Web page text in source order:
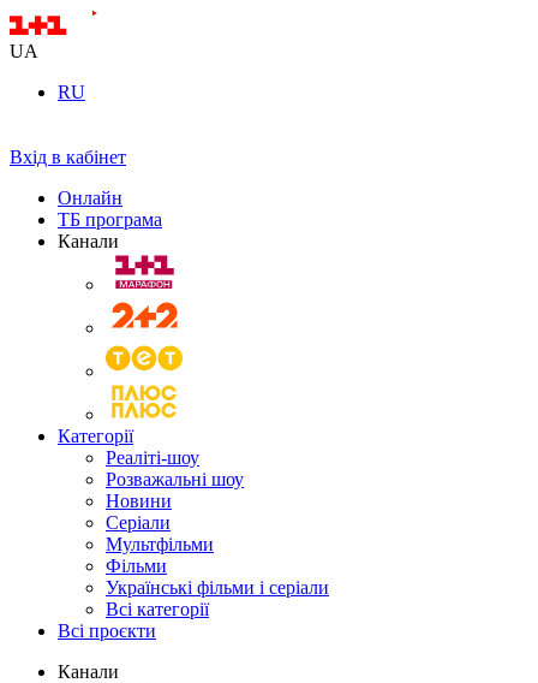
UA
RU
Вхід в кабінет
Онлайн
ТБ програма
Канали
Категорії
Реаліті-шоу
Розважальні шоу
Новини
Серіали
Мультфільми
Фільми
Українські фільми і серіали
Всі категорії
Всі проєкти
Канали